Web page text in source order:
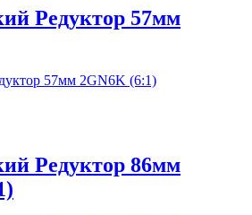
Редуктор 57мм
Редуктор 86мм